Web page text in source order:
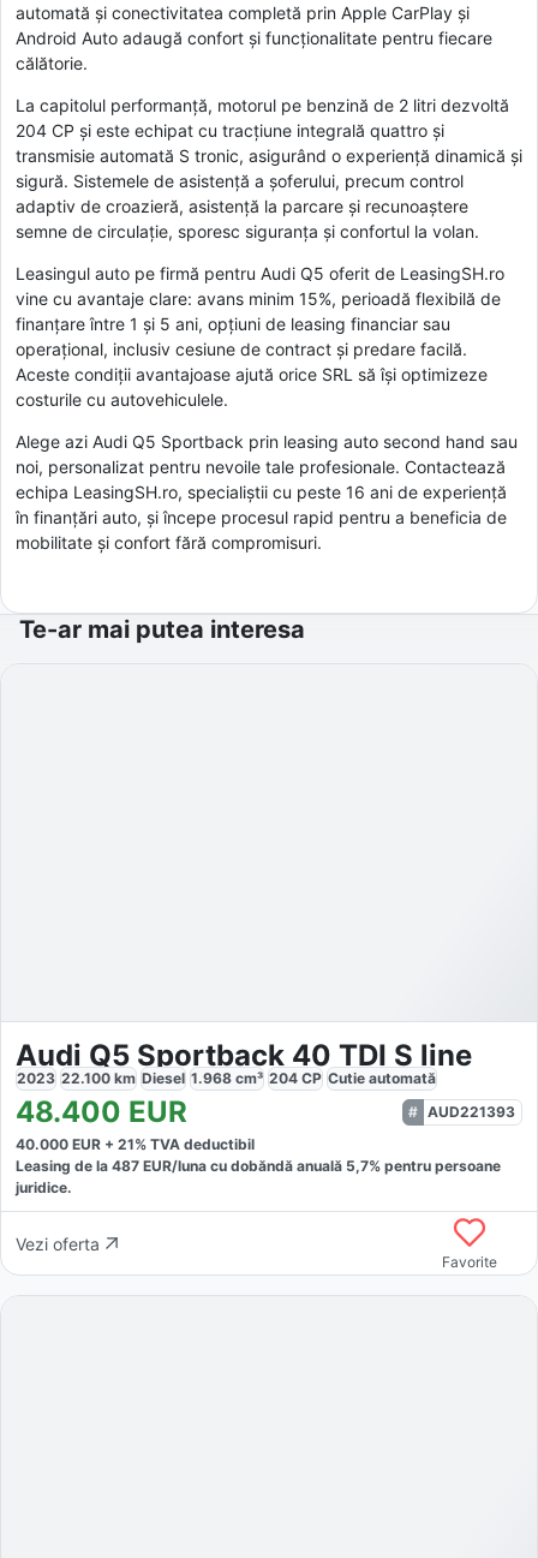
automată și conectivitatea completă prin Apple CarPlay și
Android Auto adaugă confort și funcționalitate pentru fiecare
călătorie.
La capitolul performanță, motorul pe benzină de 2 litri dezvoltă
204 CP și este echipat cu tracțiune integrală quattro și
transmisie automată S tronic, asigurând o experiență dinamică și
sigură. Sistemele de asistență a șoferului, precum control
adaptiv de croazieră, asistență la parcare și recunoaștere
semne de circulație, sporesc siguranța și confortul la volan.
Leasingul auto pe firmă pentru Audi Q5 oferit de LeasingSH.ro
vine cu avantaje clare: avans minim 15%, perioadă flexibilă de
finanțare între 1 și 5 ani, opțiuni de leasing financiar sau
operațional, inclusiv cesiune de contract și predare facilă.
Aceste condiții avantajoase ajută orice SRL să își optimizeze
costurile cu autovehiculele.
Alege azi Audi Q5 Sportback prin leasing auto second hand sau
noi, personalizat pentru nevoile tale profesionale. Contactează
echipa LeasingSH.ro, specialiștii cu peste 16 ani de experiență
în finanțări auto, și începe procesul rapid pentru a beneficia de
mobilitate și confort fără compromisuri.
Te-ar mai putea interesa
Audi Q5 Sportback 40 TDI S line
2023 22.100 km Diesel 1.968 cm³ 204 CP Cutie automată
48.400 EUR
AUD221393
40.000 EUR + 21% TVA deductibil
Leasing de la 487 EUR/luna cu dobăndă anuală 5,7% pentru persoane
juridice.
Vezi oferta
Favorite